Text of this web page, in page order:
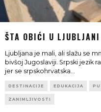
ŠTA OBIĆI U
Ljubljana je mali, ali slažu se
bivšoj Jugoslaviji. Srpski jezik
jer se srpskohrvatska
DESTINACIJE EDUKACIJA
ZANIMLJIVOSTI